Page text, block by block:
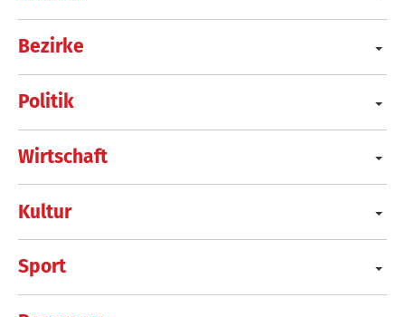
Bezirke
Politik
Wirtschaft
Kultur
Sport